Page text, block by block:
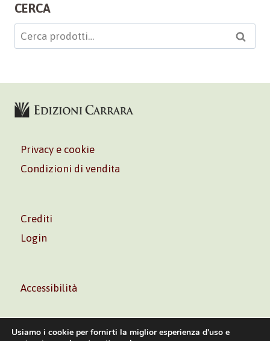
CERCA
Cerca: Cerca
Privacy e cookie
Condizioni di vendita
Crediti
Login
Accessibilità
Usiamo i cookie per fornirti la miglior esperienza d'uso e